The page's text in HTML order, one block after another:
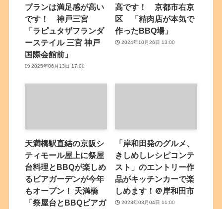
プランは満足感が高い
です！ 神戸三宮
「ラピュタザフランダ
ーステイル 三宮 神戸
国際会館前」
2025年06月13日 17:00
高です！ 京都市右京
区 「精肉店が本気で
作ったBBQ場」
2024年10月26日 13:00
天満橋駅直結の京阪シ
ティモール屋上に祭屋
台料理とBBQが楽しめ
るビアガーデンが今年
もオープン！ 天満橋
「祭屋台とBBQビアガ
「岸和田発のグルメ、
きしめしレシピコンテ
スト」のエントリー作
品がキッチンカーで楽
しめます！＠岸和田市
2023年03月04日 11:00